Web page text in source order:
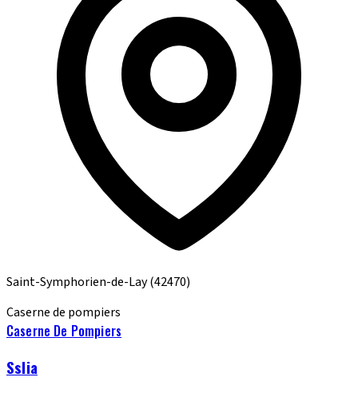
Saint-Symphorien-de-Lay(42470)
Caserne de pompiers
Caserne De Pompiers
Sslia